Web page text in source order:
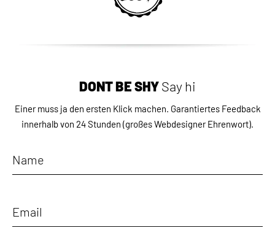
DON`T BE SHYSay hi
Einer muss ja den ersten Klick machen. Garantiertes Feedback
innerhalb von 24 Stunden (großes Webdesigner Ehrenwort).